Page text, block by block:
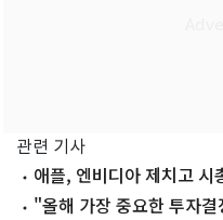
관련 기사
애플, 엔비디아 제치고
자""올해 가장 중요한 투자